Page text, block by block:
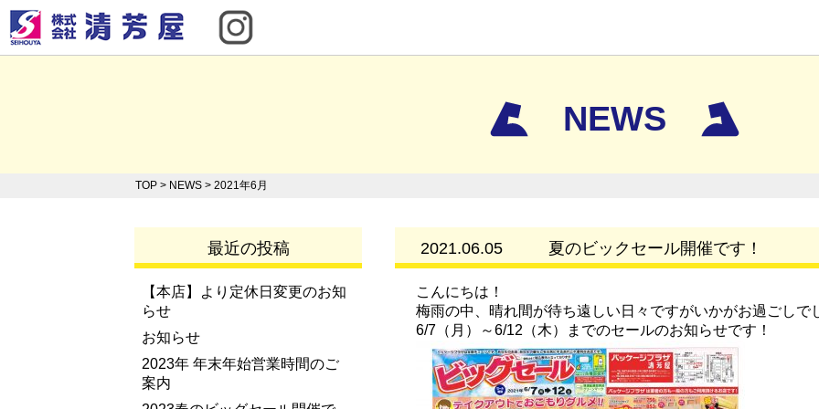
NEWS
TOP > NEWS > 2021年6月
2021.06.05 夏のビックセール開催です！
こんにちは！
梅雨の中、晴れ間が待ち遠しい日々ですがいかがお過ごしで
6/7（月）～6/12（木）までのセールのお知らせです！
最近の投稿
【本店】より定休日変更のお知
らせ
お知らせ
2023年 年末年始営業時間のご
案内